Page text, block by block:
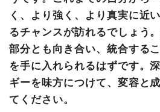
完璧主義を超えて真の卓越性へ
♍ 乙女座（8/23〜9/22）
完璧主義を超えて真の卓越性へ
♎ 天秤座（9/23〜10/23）
誕生月最終章で真の自己を確立
♏ 蠍座（10/24〜11/22）
く、より強く、より真実に近
るチャンスが訪れるでしょう
部分とも向き合い、統合する
を手に入れられるはずです。
ギーを味方につけて、変容と
てください。